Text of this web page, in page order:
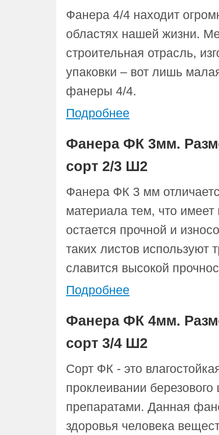
Фанера 4/4 находит
областях нашей жизни.
строительная отрасль,
упаковки – вот лишь
фанеры 4/4.
Подробнее
Фанера ФК 3мм.
сорт 2/3 Ш2
Фанера ФК 3 мм
материала тем, что
остается прочной и
таких листов используют
славится высокой
Подробнее
Фанера ФК 4мм.
сорт 3/4 Ш2
Сорт ФК - это
проклеивании
препаратами. Данная
здоровья человека